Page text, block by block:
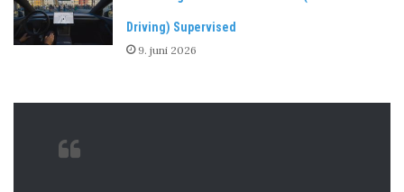
Driving) Supervised
9. juni 2026